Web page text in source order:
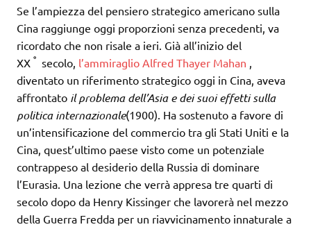
Se l’ampiezza del pensiero strategico americano sulla
Cina raggiunge oggi proporzioni senza precedenti, va
ricordato che non risale a ieri. Già all’inizio del
XX ° secolo, l’ammiraglio Alfred Thayer Mahan ,
diventato un riferimento strategico oggi in Cina, aveva
affrontato il problema dell’Asia e dei suoi effetti sulla
politica internazionale(1900). Ha sostenuto a favore di
un’intensificazione del commercio tra gli Stati Uniti e la
Cina, quest’ultimo paese visto come un potenziale
contrappeso al desiderio della Russia di dominare
l’Eurasia. Una lezione che verrà appresa tre quarti di
secolo dopo da Henry Kissinger che lavorerà nel mezzo
della Guerra Fredda per un riavvicinamento innaturale a